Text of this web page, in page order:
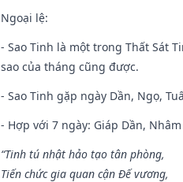
Ngoại lệ:
- Sao Tinh là một trong Thất Sát
sao của tháng cũng được.
- Sao Tinh gặp ngày Dần, Ngọ,
- Hợp với 7 ngày: Giáp Dần,
“Tinh tú nhật hảo tạo tân phòng,
Tiến chức gia quan cận Đế vương,